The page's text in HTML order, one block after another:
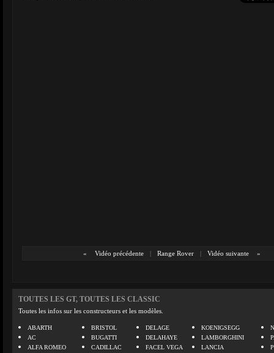
« Vidéo précédente | Range Rover | Vidéo suivante »
TOUTES LES GT, TOUTES LES CLASSIC
Toutes les infos sur les constructeurs et les modèles.
ABARTH
AC
ALFA ROMEO
BRISTOL
BUGATTI
CADILLAC
DELAGE
DELAHAYE
FACEL VEGA
KOENIGSEGG
LAMBORGHINI
LANCIA